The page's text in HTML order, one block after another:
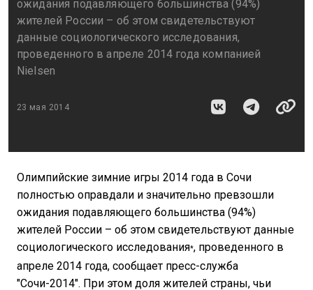
ожидания подавляющего большинства (94%)
жителей России – об этом свидетельствуют
данные социологического исследования,
проведенного в апреле 2014 года компанией
Nielsen
23 мая 2014
Олимпийские зимние игры 2014 года в Сочи
полностью оправдали и значительно превзошли
ожидания подавляющего большинства (94%)
жителей России – об этом свидетельствуют данные
социологического исследования*, проведенного в
апреле 2014 года, сообщает пресс-служба
"Сочи-2014". При этом доля жителей страны, чьи